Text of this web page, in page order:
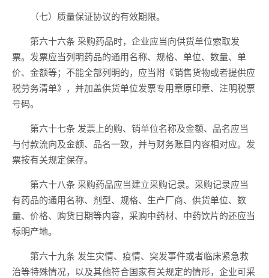
（七）质量保证协议的有效期限。
第六十六条 采购药品时，企业应当向供货单位索取发
票。发票应当列明药品的通用名称、规格、单位、数量、单
价、金额等；不能全部列明的，应当附《销售货物或者提供应
税劳务清单》，并加盖供货单位发票专用章原印章、注明税票
号码。
第六十七条 发票上的购、销单位名称及金额、品名应当
与付款流向及金额、品名一致，并与财务账目内容相对应。发
票按有关规定保存。
第六十八条 采购药品应当建立采购记录。采购记录应当
有药品的通用名称、剂型、规格、生产厂商、供货单位、数
量、价格、购货日期等内容，采购中药材、中药饮片的还应当
标明产地。
第六十九条 发生灾情、疫情、突发事件或者临床紧急救
治等特殊情况，以及其他符合国家有关规定的情形，企业可采